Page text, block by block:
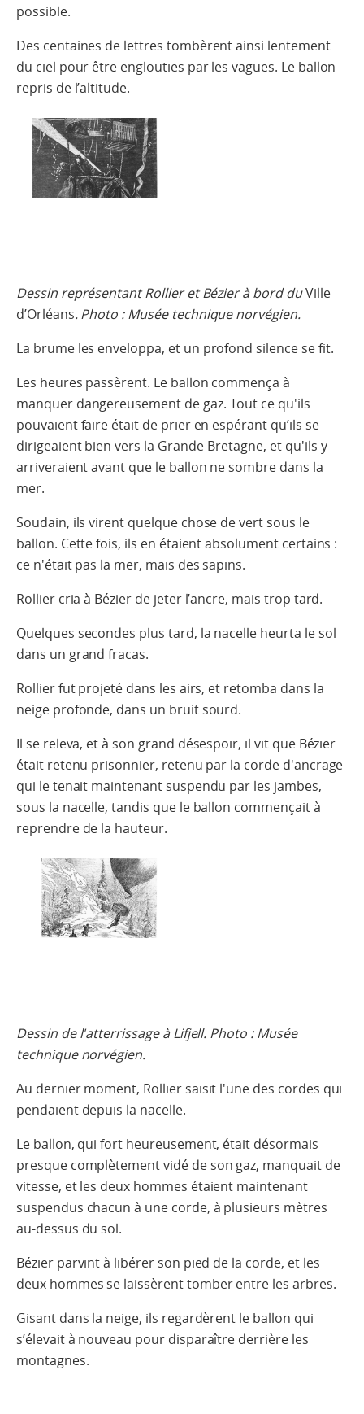
possible.
Des centaines de lettres tombèrent ainsi lentement
du ciel pour être englouties par les vagues. Le ballon
repris de l’altitude.
Dessin représentant Rollier et Bézier à bord duVille
d’Orléans. Photo : Musée technique norvégien.
La brume les enveloppa, et un profond silence se fit.
Les heures passèrent. Le ballon commença à
manquer dangereusement de gaz. Tout ce qu'ils
pouvaient faire était de prier en espérant qu’ils se
dirigeaient bien vers la Grande-Bretagne, et qu'ils y
arriveraient avant que le ballon ne sombre dans la
mer.
Soudain, ils virent quelque chose de vert sous le
ballon. Cette fois, ils en étaient absolument certains :
ce n'était pas la mer, mais des sapins.
Rollier cria à Bézier de jeter l’ancre, mais trop tard.
Quelques secondes plus tard, la nacelle heurta le sol
dans un grand fracas.
Rollier fut projeté dans les airs, et retomba dans la
neige profonde, dans un bruit sourd.
Il se releva, et à son grand désespoir, il vit que Bézier
était retenu prisonnier, retenu par la corde d'ancrage
qui le tenait maintenant suspendu par les jambes,
sous la nacelle, tandis que le ballon commençait à
reprendre de la hauteur.
Dessin de l'atterrissage à Lifjell. Photo : Musée
technique norvégien.
Au dernier moment, Rollier saisit l'une des cordes qui
pendaient depuis la nacelle.
Le ballon, qui fort heureusement, était désormais
presque complètement vidé de son gaz, manquait de
vitesse, et les deux hommes étaient maintenant
suspendus chacun à une corde, à plusieurs mètres
au-dessus du sol.
Bézier parvint à libérer son pied de la corde, et les
deux hommes se laissèrent tomber entre les arbres.
Gisant dans la neige, ils regardèrent le ballon qui
s’élevait à nouveau pour disparaître derrière les
montagnes.